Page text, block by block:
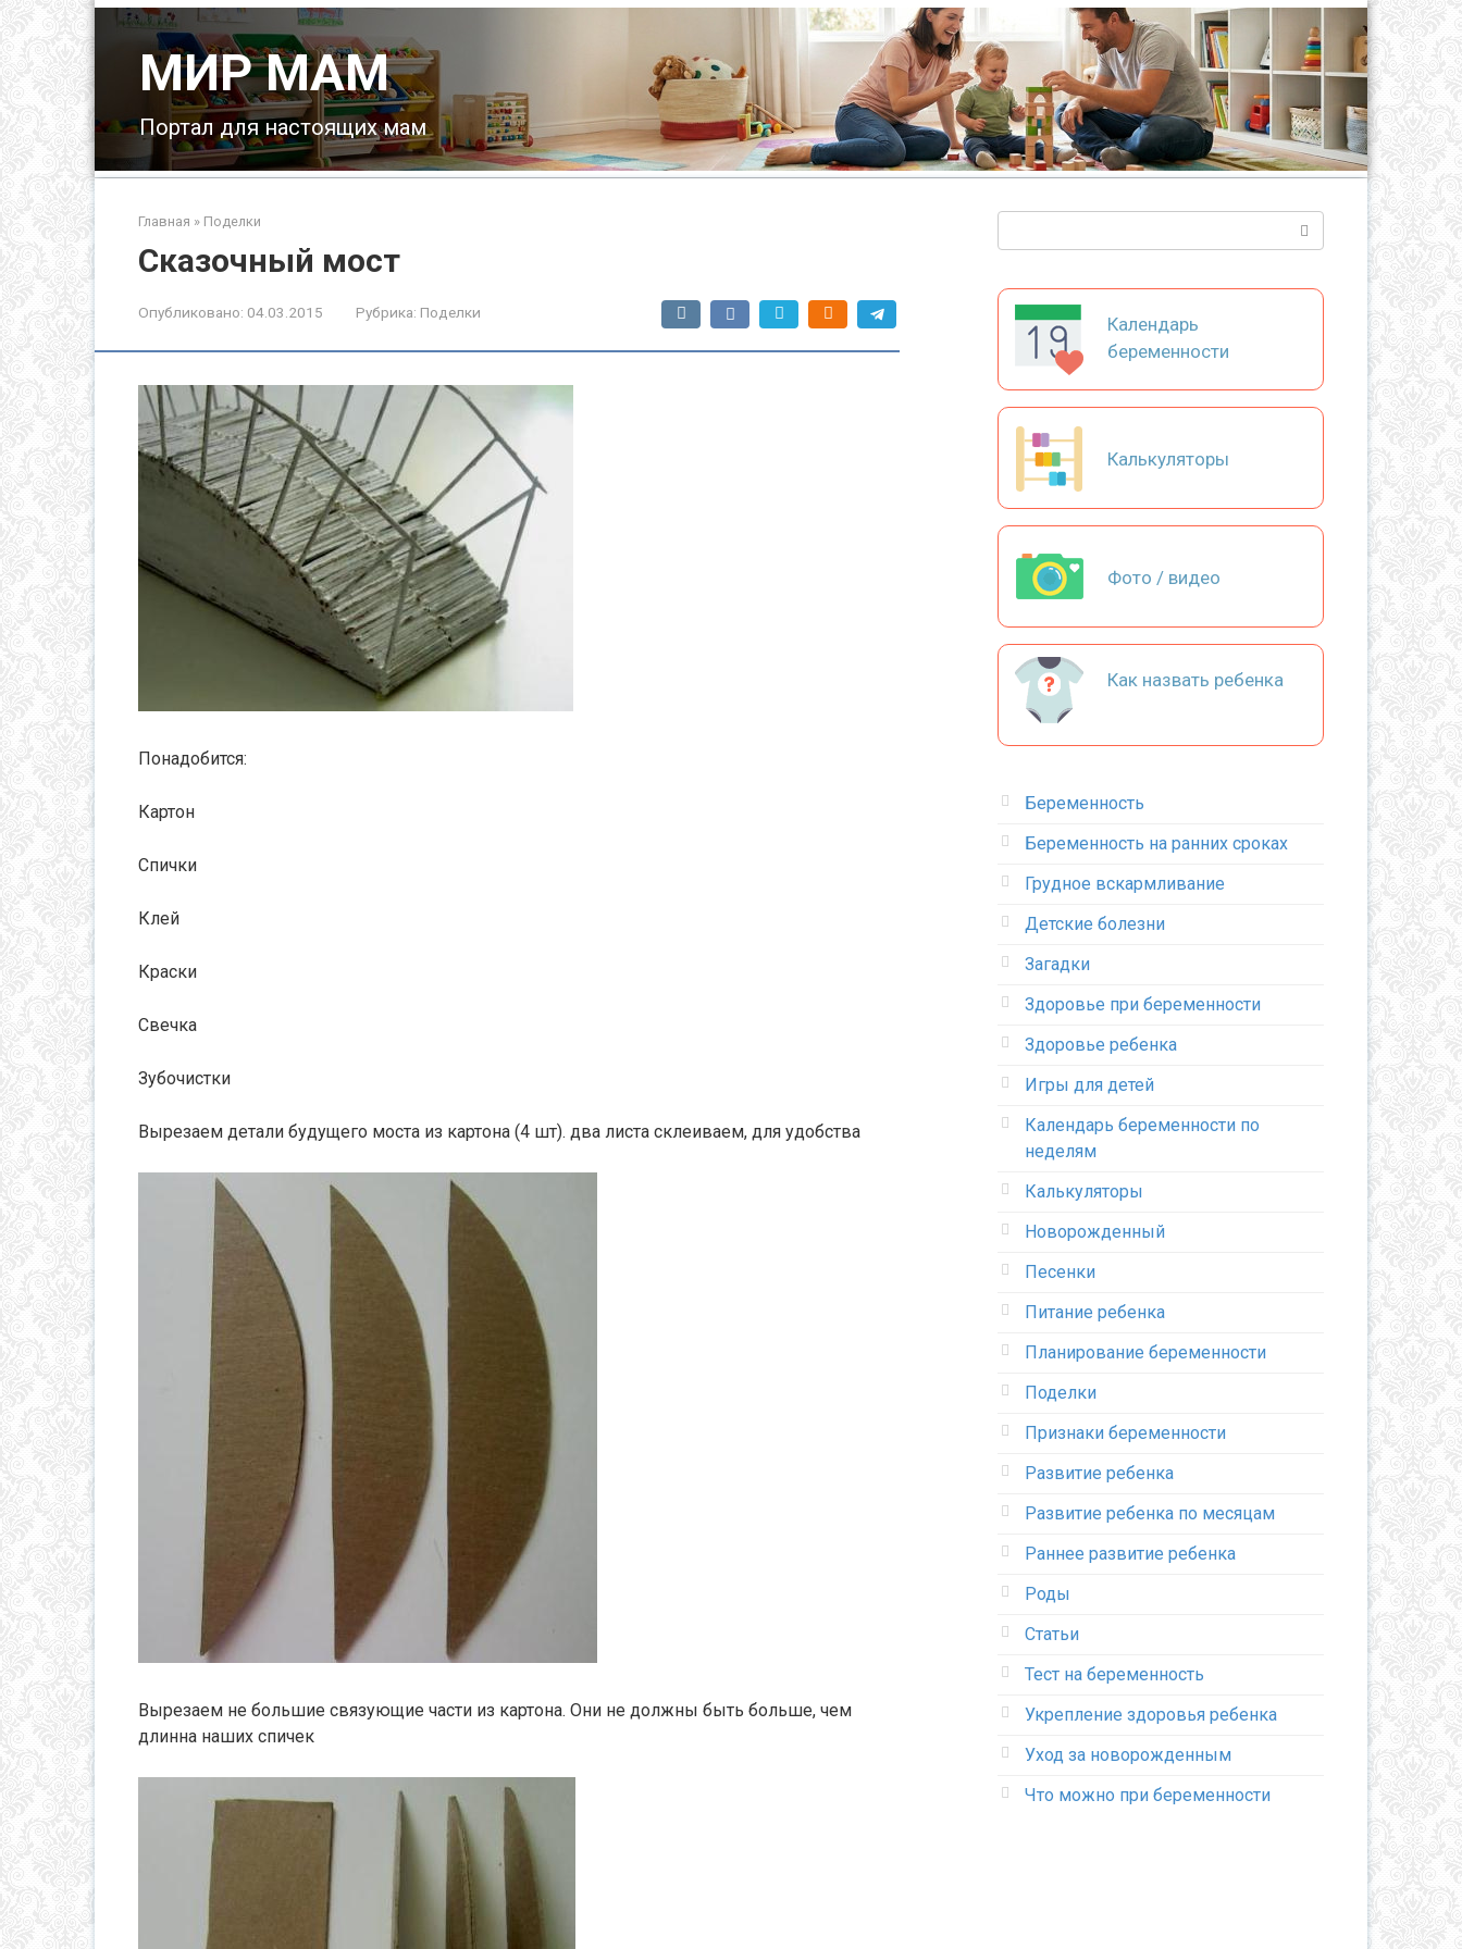
МИР МАМ
Портал для настоящих мам
Главная » Поделки
Сказочный мост
Опубликовано: 04.03.2015 Рубрика: Поделки
Понадобится:
Картон
Спички
Клей
Краски
Свечка
Зубочистки
Вырезаем детали будущего моста из картона (4 шт). два листа склеиваем, для удобства
Вырезаем не большие связующие части из картона. Они не должны быть больше, чем
длинна наших спичек
Календарь
беременности
Калькуляторы
Фото / видео
Как назвать ребенка
Беременность
Беременность на ранних сроках
Грудное вскармливание
Детские болезни
Загадки
Здоровье при беременности
Здоровье ребенка
Игры для детей
Календарь беременности по
неделям
Калькуляторы
Новорожденный
Песенки
Питание ребенка
Планирование беременности
Поделки
Признаки беременности
Развитие ребенка
Развитие ребенка по месяцам
Раннее развитие ребенка
Роды
Статьи
Тест на беременность
Укрепление здоровья ребенка
Уход за новорожденным
Что можно при беременности